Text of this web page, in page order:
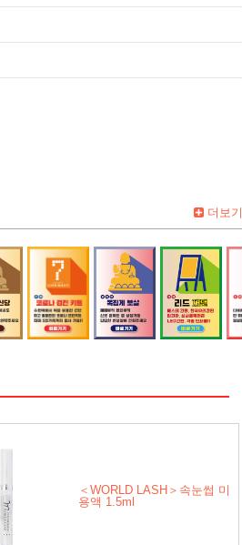
더보기
＜WORLD LASH＞속눈썹 미
용액 1.5ml